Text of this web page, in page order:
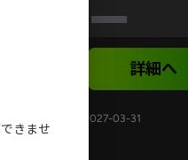
詳細へ
: 2026-07-08 ～ 2027-03-31
きませ